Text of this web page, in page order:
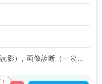
画像診断（一次読影）, 画像診断（一次読影）, 画像診断（一次読影）, 画像診断（二次読影）